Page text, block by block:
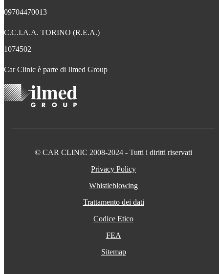
09704470013
C.C.I.A.A. TORINO (R.E.A.)
1074502
Car Clinic è parte di Ilmed Group
© CAR CLINIC 2008-2024 - Tutti i diritti riservati
Privacy Policy
Whistleblowing
Trattamento dei dati
Codice Etico
FEA
Sitemap